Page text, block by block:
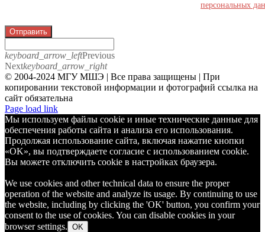
персональных
Отправить
keyboard_arrow_leftPrevious
Nextkeyboard_arrow_right
© 2004-2024 МГУ МШЭ | Все права защищены | При
копировании текстовой информации и фотографий ссылка на
сайт обязательна
Telegram
Page load link
Мы используем файлы cookie и иные технические данные для
обеспечения работы сайта и анализа его использования.
Продолжая использование сайта, включая нажатие кнопки
«OK», вы подтверждаете согласие с использованием cookie.
Вы можете отключить cookie в настройках браузера.
We use cookies and other technical data to ensure the proper
operation of the website and analyze its usage. By continuing to use
the website, including by clicking the 'OK' button, you confirm your
consent to the use of cookies. You can disable cookies in your
browser settings. OK